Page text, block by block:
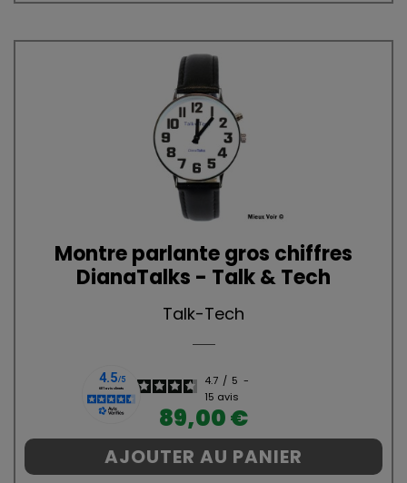
Montre parlante gros chiffres
DianaTalks - Talk & Tech
Talk-Tech
4.7 / 5 -
15 avis
Prix
89,00 €
AJOUTER AU PANIER